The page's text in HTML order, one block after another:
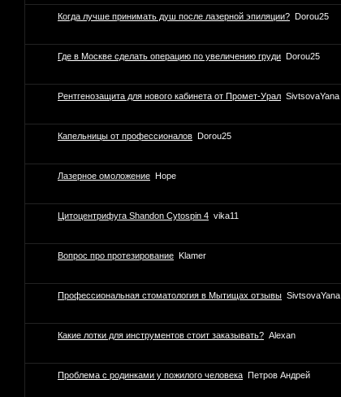
Когда лучше принимать душ после лазерной эпиляции? Dorou25
Где в Москве сделать операцию по увеличению груди Dorou25
Рентгенозащита для нового кабинета от Промет-Урал SivtsovaYana
Капельницы от профессионалов Dorou25
Лазерное омоложение Hope
Цитоцентрифуга Shandon Cytospin 4 vika11
Вопрос про протезирование Klamer
Профессиональная стоматология в Мытищах отзывы SivtsovaYana
Какие лотки для инструментов стоит заказывать? Alexan
Проблема с родинками у пожилого человека Петров Андрей